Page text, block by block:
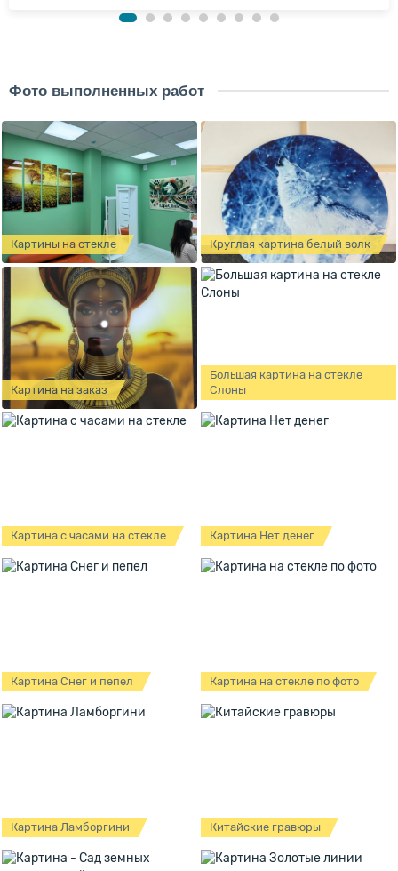
Фото выполненных работ
Картины на стекле Круглая картина белый волк
Картина на заказ
Большая картина на стекле
Слоны
Картина с часами на стекле Картина Нет денег
Картина Снег и пепел Картина на стекле по фото
Картина Ламборгини Китайские гравюры